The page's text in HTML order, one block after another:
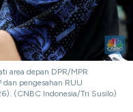
area depan DPR/MPR
pengesahan RUU
(CNBC Indonesia/Tri Susilo)